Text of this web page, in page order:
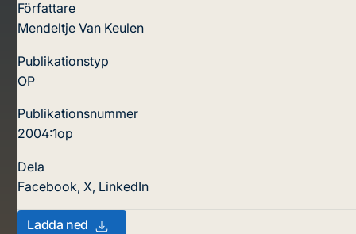
Författare
Mendeltje Van Keulen
Publikationstyp
OP
Publikationsnummer
2004:1op
Dela
Facebook, X, LinkedIn
Ladda ned